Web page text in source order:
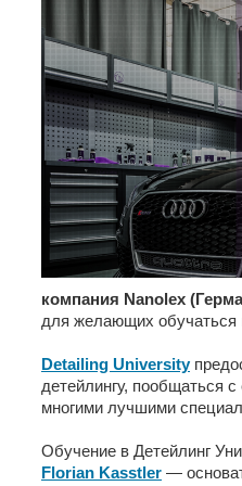
компания Nanolex
для желающих
Detailing University
детейлингу, пообщаться
многими лучшими
Обучение в Детейлинг
Florian Kasstler —